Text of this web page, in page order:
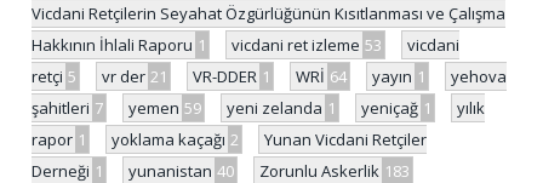
Vicdani Retçilerin Seyahat Özgürlüğünün Kısıtlanması ve Çalışma
Hakkının İhlali Raporu 1 vicdani ret izleme 53
vicdani
retçi 5 vr der 21 VR-DDER 1 WRİ 64 yayın 1
yehova
şahitleri 7 yemen 59 yeni zelanda 1 yeniçağ 1
yılık
rapor 1 yoklama kaçağı 2
Yunan Vicdani Retçiler
Derneği 1 yunanistan 40 Zorunlu Askerlik 183